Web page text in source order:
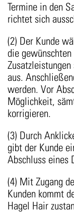
Termine in den
richtet sich
(2) Der Kunde
die
aus.
werden. Vor
Möglichkeit,
korrigieren.
(3) Durch
gibt der Kunde
Abschluss eines
(4) Mit Zugang
Kunden kommt
Hagel Hair